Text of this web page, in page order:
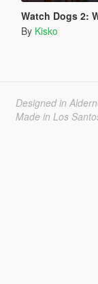
Watch Dogs 2:
By Kisko
Designed in
Made in Los